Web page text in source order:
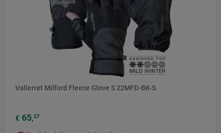
Vallerret Milford Fleece Glove S 22MFD-BK-S
€ 65,57